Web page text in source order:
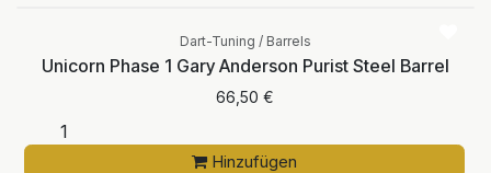
Dart-Tuning / Barrels
Unicorn Phase 1 Gary Anderson Purist Steel Barrel
66,50 €
Hinzufügen